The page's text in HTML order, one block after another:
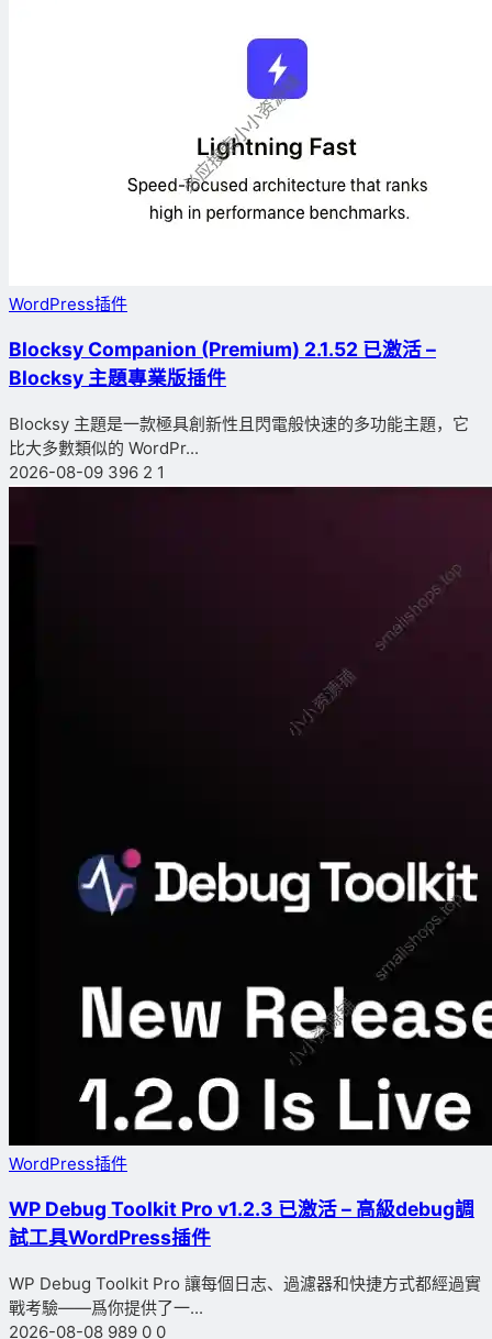
WordPress插件
Blocksy Companion (Premium) 2.1.52 已激活 –
Blocksy 主題專業版插件
Blocksy 主題是一款極具創新性且閃電般快速的多功能主題，它
比大多數類似的 WordPr...
2026-08-09 396 2 1
WordPress插件
WP Debug Toolkit Pro v1.2.3 已激活 – 高級debug調
試工具WordPress插件
WP Debug Toolkit Pro 讓每個日志、過濾器和快捷方式都經過實
戰考驗——爲你提供了一...
2026-08-08 989 0 0